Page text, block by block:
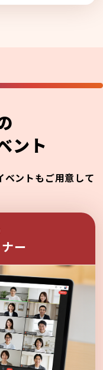
ント
ベントもご用意して
ー